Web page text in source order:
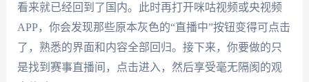
看来就已经回到了国内。此时再打开咪咕视频或央视频
APP，你会发现那些原本灰色的“直播中”按钮变得可点击
了，熟悉的界面和内容全部回归。接下来，你要做的只
是找到赛事直播间，点击进入，然后享受毫无隔阂的观